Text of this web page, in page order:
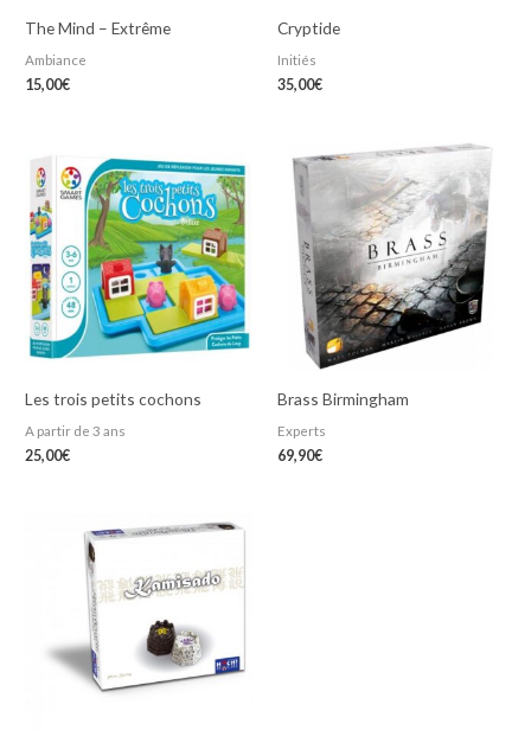
The Mind – Extrême
Ambiance
15,00€
Cryptide
Initiés
35,00€
Les trois petits cochons
A partir de 3 ans
25,00€
Brass Birmingham
Experts
69,90€